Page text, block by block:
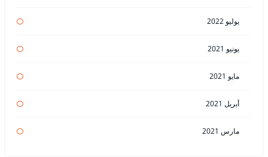
يوليو 2022
يونيو 2021
مايو 2021
أبريل 2021
مارس 2021